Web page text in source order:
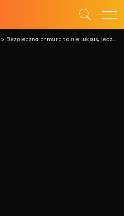
> Bezpieczna chmura to nie luksus, lecz konieczność. Ekspert wskazuje kluczowe kryteria wyboru